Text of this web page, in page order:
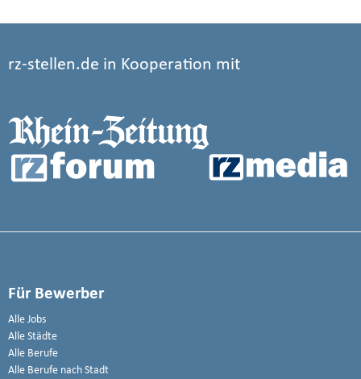
rz-stellen.de in Kooperation mit
Für Bewerber
Alle Jobs
Alle Städte
Alle Berufe
Alle Berufe nach Stadt